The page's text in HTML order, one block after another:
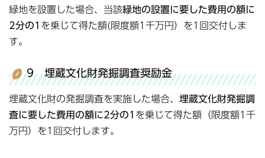
緑地を設置した場合、当該緑地の設置に要した費用の額に
2分の1 を乗じて得た額(限度額1千万円）を1回交付しま
す。
9 埋蔵文化財発掘調査奨励金
埋蔵文化財の発掘調査を実施した場合、 埋蔵文化財発掘調
査に要した費用の額に2分の1 を乗じて得た額（限度額1千
万円）を1回交付します。